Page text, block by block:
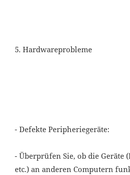
5. Hardwareprobleme
- Defekte Peripheriegeräte:
- Überprüfen Sie, ob die Geräte
etc.) an anderen Computern